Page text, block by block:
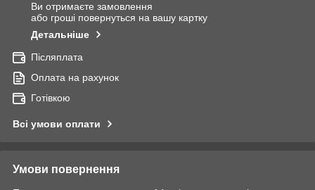
Ви отримаєте замовлення
або гроші повернуться на вашу картку
Детальніше
Післяплата
Оплата на рахунок
Готівкою
Всі умови оплати
Умови повернення